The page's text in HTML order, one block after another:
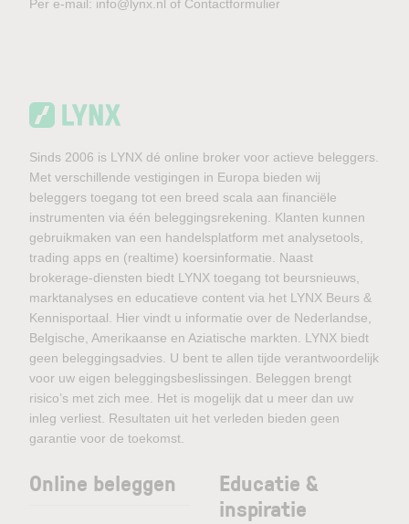
Per e-mail: info@lynx.nl of Contactformulier
Sinds 2006 is LYNX dé online broker voor actieve beleggers.
Met verschillende vestigingen in Europa bieden wij
beleggers toegang tot een breed scala aan financiële
instrumenten via één beleggingsrekening. Klanten kunnen
gebruikmaken van een handelsplatform met analysetools,
trading apps en (realtime) koersinformatie. Naast
brokerage-diensten biedt LYNX toegang tot beursnieuws,
marktanalyses en educatieve content via het LYNX Beurs &
Kennisportaal. Hier vindt u informatie over de Nederlandse,
Belgische, Amerikaanse en Aziatische markten. LYNX biedt
geen beleggingsadvies. U bent te allen tijde verantwoordelijk
voor uw eigen beleggingsbeslissingen. Beleggen brengt
risico’s met zich mee. Het is mogelijk dat u meer dan uw
inleg verliest. Resultaten uit het verleden bieden geen
garantie voor de toekomst.
Online beleggen
Educatie &
inspiratie